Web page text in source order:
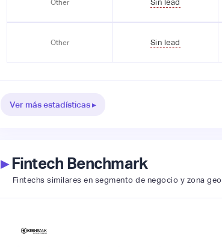
Other Sin lead
Other Sin lead
Ver más estadísticas ▸
▸Fintech Benchmark
Fintechs similares en segmento de negocio y zona